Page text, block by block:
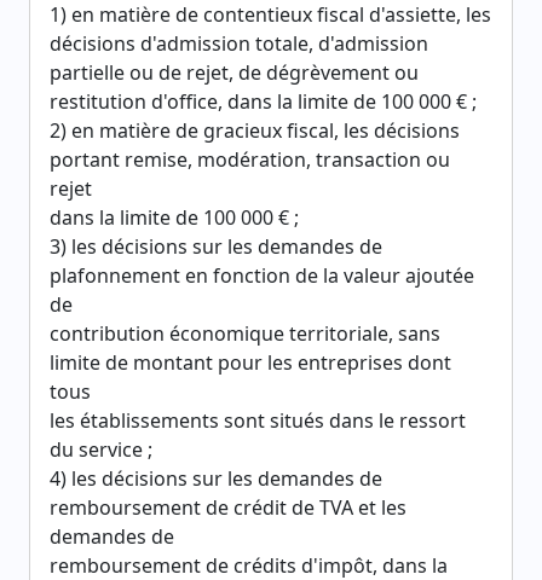
1) en matière de contentieux fiscal d'assiette, les
décisions d'admission totale, d'admission
partielle ou de rejet, de dégrèvement ou
restitution d'office, dans la limite de 100 000 € ;
2) en matière de gracieux fiscal, les décisions
portant remise, modération, transaction ou
rejet
dans la limite de 100 000 € ;
3) les décisions sur les demandes de
plafonnement en fonction de la valeur ajoutée
de
contribution économique territoriale, sans
limite de montant pour les entreprises dont
tous
les établissements sont situés dans le ressort
du service ;
4) les décisions sur les demandes de
remboursement de crédit de TVA et les
demandes de
remboursement de crédits d'impôt, dans la